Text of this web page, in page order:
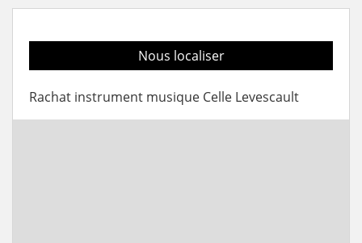
Nous localiser
Rachat instrument musique Celle Levescault